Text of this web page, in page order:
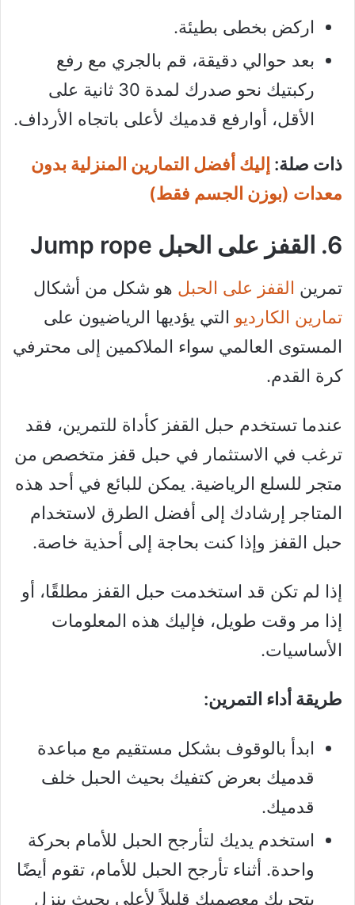
اركض بخطى بطيئة.
بعد حوالي دقيقة، قم بالجري مع رفع
ركبتيك نحو صدرك لمدة 30 ثانية على
الأقل، أوارفع قدميك لأعلى باتجاه الأرداف.
ذات صلة: إليك أفضل التمارين المنزلية بدون
معدات (بوزن الجسم فقط)
6. القفز على الحبل Jump rope
تمرين القفز على الحبل هو شكل من أشكال
تمارين الكارديو التي يؤديها الرياضيون على
المستوى العالمي سواء الملاكمين إلى محترفي
كرة القدم.
عندما تستخدم حبل القفز كأداة للتمرين، فقد
ترغب في الاستثمار في حبل قفز متخصص من
متجر للسلع الرياضية. يمكن للبائع في أحد هذه
المتاجر إرشادك إلى أفضل الطرق لاستخدام
حبل القفز وإذا كنت بحاجة إلى أحذية خاصة.
إذا لم تكن قد استخدمت حبل القفز مطلقًا، أو
إذا مر وقت طويل، فإليك هذه المعلومات
الأساسيات.
طريقة أداء التمرين:
ابدأ بالوقوف بشكل مستقيم مع مباعدة
قدميك بعرض كتفيك بحيث الحبل خلف
قدميك.
استخدم يديك لتأرجح الحبل للأمام بحركة
واحدة. أثناء تأرجح الحبل للأمام، تقوم أيضًا
بتحريك معصميك قليلاً لأعلى بحيث ينزل